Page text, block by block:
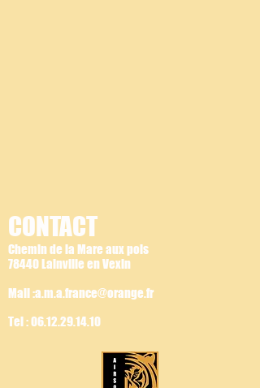
CONTACT
Chemin de la Mare aux pois
78440 Lainville en Vexin
Mail :a.m.a.france@orange.fr
Tel :06.12.29.14.10